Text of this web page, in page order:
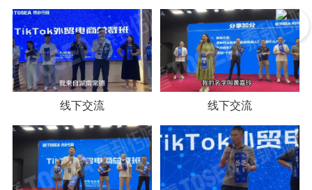
线下交流 线下交流